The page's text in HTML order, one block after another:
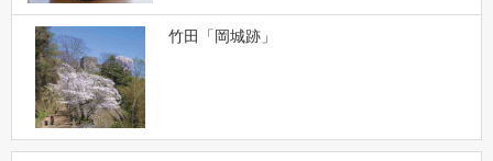
竹田「岡城跡」